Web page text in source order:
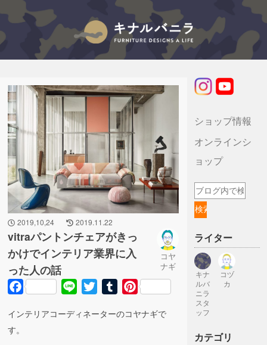
2019,10,24 2019.11.22
vitraパントンチェアがきっ
かけでインテリア業界に入
った人の話
コヤ
ナギ
Facebook Line TwitterTumblrPinterest
インテリアコーディネーターのコヤナギで
す。
ショップ情報
オンラインシ
ョップ
ライター
キナ
ルバ
ニラ
スタ
ッフ
コヅ
カ
カテゴリ